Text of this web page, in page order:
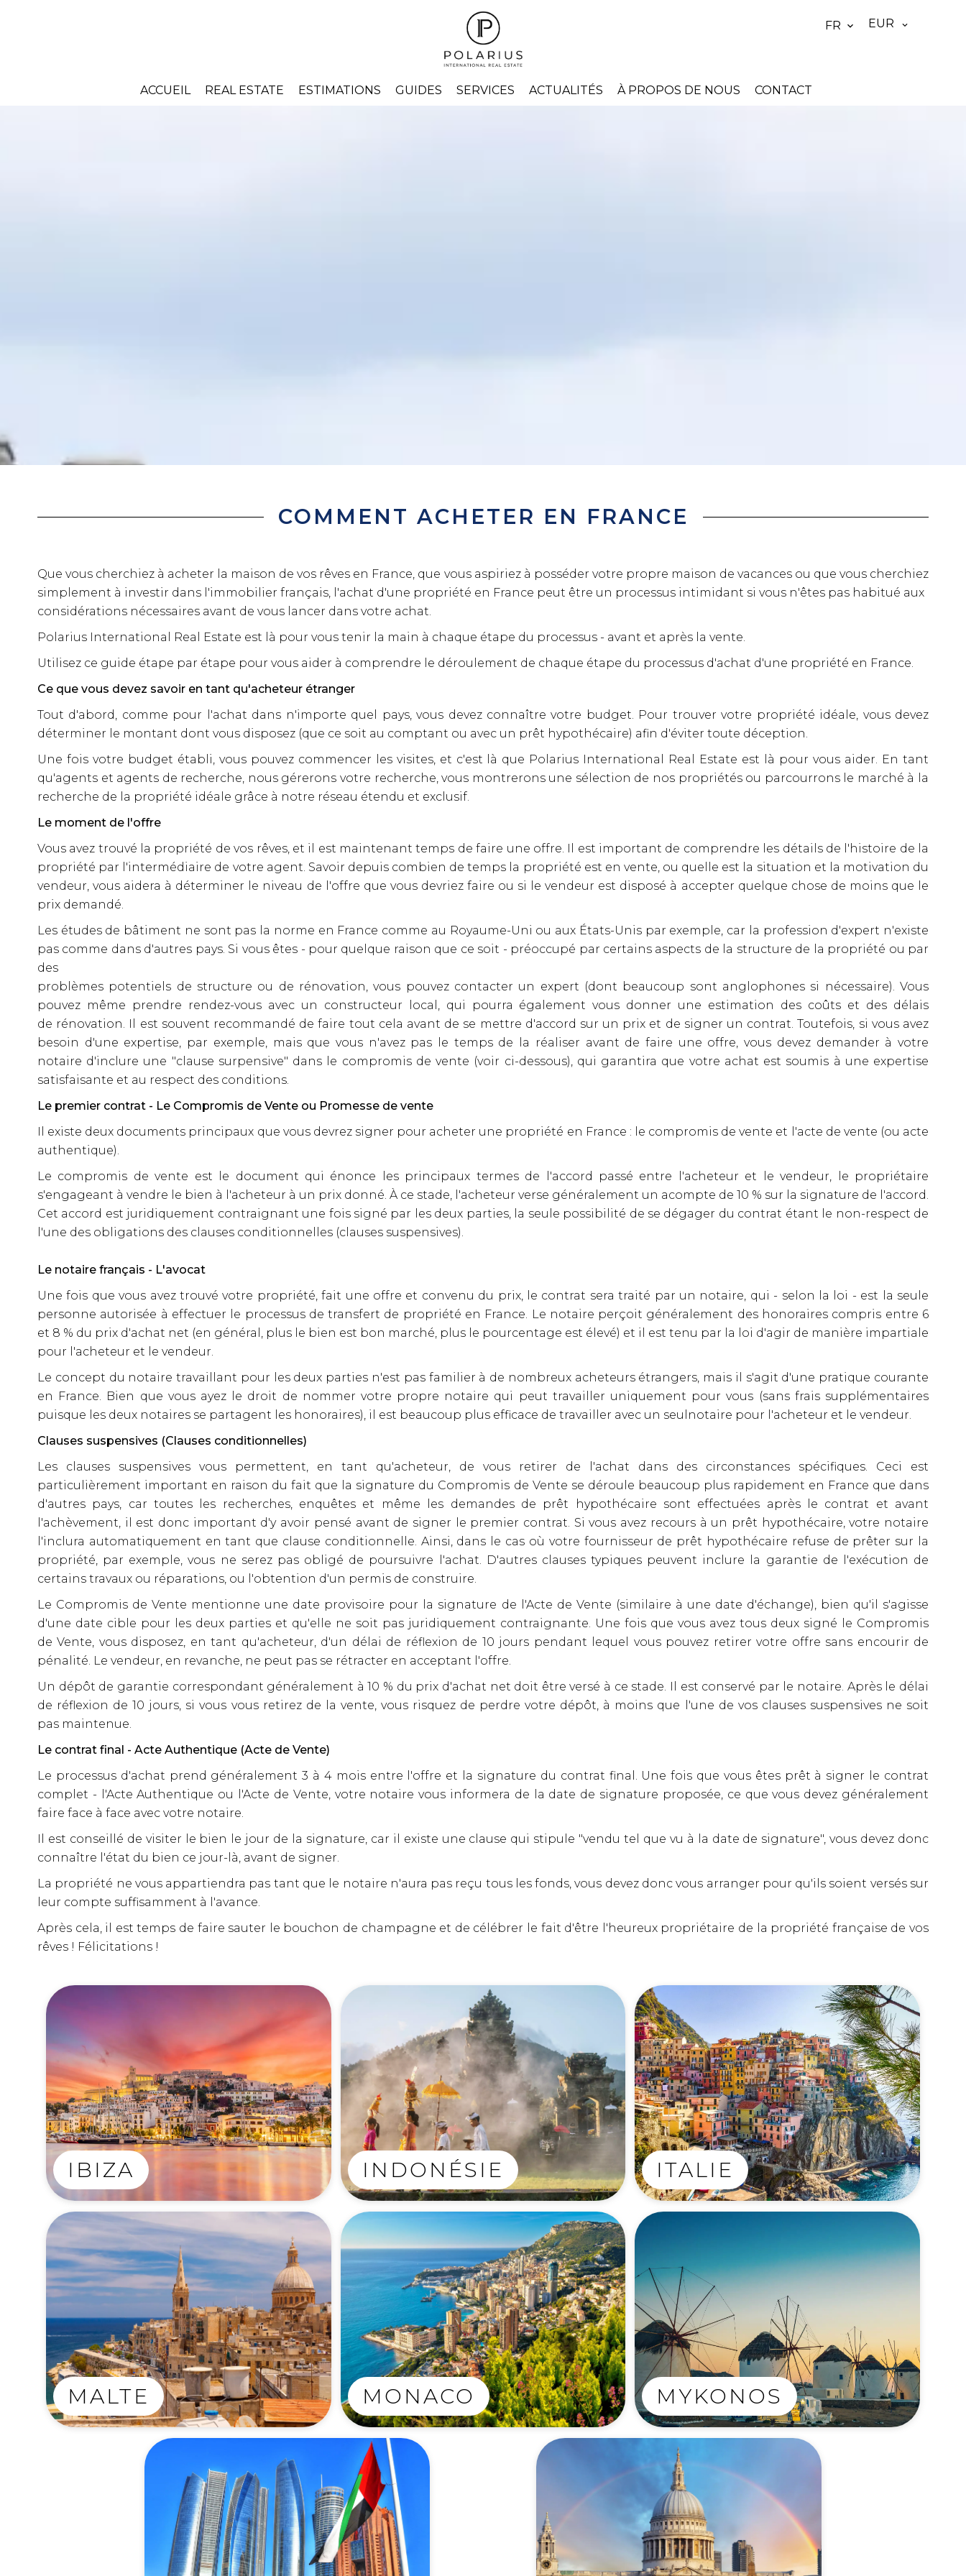
FR EUR
ACCUEIL REAL ESTATE ESTIMATIONS GUIDES SERVICES ACTUALITÉS À PROPOS DE NOUS CONTACT
COMMENT ACHETER EN FRANCE
Que vous cherchiez à acheter la maison de vos rêves en France, que vous aspiriez à posséder votre propre maison de vacances ou que vous cherchiez
simplement à investir dans l'immobilier français, l'achat d'une propriété en France peut être un processus intimidant si vous n'êtes pas habitué aux
considérations nécessaires avant de vous lancer dans votre achat.
Polarius International Real Estate est là pour vous tenir la main à chaque étape du processus - avant et après la vente.
Utilisez ce guide étape par étape pour vous aider à comprendre le déroulement de chaque étape du processus d'achat d'une propriété en France.
Ce que vous devez savoir en tant qu'acheteur étranger
Tout d'abord, comme pour l'achat dans n'importe quel pays, vous devez connaître votre budget. Pour trouver votre propriété idéale, vous devez
déterminer le montant dont vous disposez (que ce soit au comptant ou avec un prêt hypothécaire) afin d'éviter toute déception.
Une fois votre budget établi, vous pouvez commencer les visites, et c'est là que Polarius International Real Estate est là pour vous aider. En tant
qu'agents et agents de recherche, nous gérerons votre recherche, vous montrerons une sélection de nos propriétés ou parcourrons le marché à la
recherche de la propriété idéale grâce à notre réseau étendu et exclusif.
Le moment de l'offre
Vous avez trouvé la propriété de vos rêves, et il est maintenant temps de faire une offre. Il est important de comprendre les détails de l'histoire de la
propriété par l'intermédiaire de votre agent. Savoir depuis combien de temps la propriété est en vente, ou quelle est la situation et la motivation du
vendeur, vous aidera à déterminer le niveau de l'offre que vous devriez faire ou si le vendeur est disposé à accepter quelque chose de moins que le
prix demandé.
Les études de bâtiment ne sont pas la norme en France comme au Royaume-Uni ou aux États-Unis par exemple, car la profession d'expert n'existe
pas comme dans d'autres pays. Si vous êtes - pour quelque raison que ce soit - préoccupé par certains aspects de la structure de la propriété ou par
des
problèmes potentiels de structure ou de rénovation, vous pouvez contacter un expert (dont beaucoup sont anglophones si nécessaire). Vous
pouvez même prendre rendez-vous avec un constructeur local, qui pourra également vous donner une estimation des coûts et des délais
de rénovation. Il est souvent recommandé de faire tout cela avant de se mettre d'accord sur un prix et de signer un contrat. Toutefois, si vous avez
besoin d'une expertise, par exemple, mais que vous n'avez pas le temps de la réaliser avant de faire une offre, vous devez demander à votre
notaire d'inclure une "clause surpensive" dans le compromis de vente (voir ci-dessous), qui garantira que votre achat est soumis à une expertise
satisfaisante et au respect des conditions.
Le premier contrat - Le Compromis de Vente ou Promesse de vente
Il existe deux documents principaux que vous devrez signer pour acheter une propriété en France : le compromis de vente et l'acte de vente (ou acte
authentique).
Le compromis de vente est le document qui énonce les principaux termes de l'accord passé entre l'acheteur et le vendeur, le propriétaire
s'engageant à vendre le bien à l'acheteur à un prix donné. À ce stade, l'acheteur verse généralement un acompte de 10 % sur la signature de l'accord.
Cet accord est juridiquement contraignant une fois signé par les deux parties, la seule possibilité de se dégager du contrat étant le non-respect de
l'une des obligations des clauses conditionnelles (clauses suspensives).
Le notaire français - L'avocat
Une fois que vous avez trouvé votre propriété, fait une offre et convenu du prix, le contrat sera traité par un notaire, qui - selon la loi - est la seule
personne autorisée à effectuer le processus de transfert de propriété en France. Le notaire perçoit généralement des honoraires compris entre 6
et 8 % du prix d'achat net (en général, plus le bien est bon marché, plus le pourcentage est élevé) et il est tenu par la loi d'agir de manière impartiale
pour l'acheteur et le vendeur.
Le concept du notaire travaillant pour les deux parties n'est pas familier à de nombreux acheteurs étrangers, mais il s'agit d'une pratique courante
en France. Bien que vous ayez le droit de nommer votre propre notaire qui peut travailler uniquement pour vous (sans frais supplémentaires
puisque les deux notaires se partagent les honoraires), il est beaucoup plus efficace de travailler avec un seulnotaire pour l'acheteur et le vendeur.
Clauses suspensives (Clauses conditionnelles)
Les clauses suspensives vous permettent, en tant qu'acheteur, de vous retirer de l'achat dans des circonstances spécifiques. Ceci est
particulièrement important en raison du fait que la signature du Compromis de Vente se déroule beaucoup plus rapidement en France que dans
d'autres pays, car toutes les recherches, enquêtes et même les demandes de prêt hypothécaire sont effectuées après le contrat et avant
l'achèvement, il est donc important d'y avoir pensé avant de signer le premier contrat. Si vous avez recours à un prêt hypothécaire, votre notaire
l'inclura automatiquement en tant que clause conditionnelle. Ainsi, dans le cas où votre fournisseur de prêt hypothécaire refuse de prêter sur la
propriété, par exemple, vous ne serez pas obligé de poursuivre l'achat. D'autres clauses typiques peuvent inclure la garantie de l'exécution de
certains travaux ou réparations, ou l'obtention d'un permis de construire.
Le Compromis de Vente mentionne une date provisoire pour la signature de l'Acte de Vente (similaire à une date d'échange), bien qu'il s'agisse
d'une date cible pour les deux parties et qu'elle ne soit pas juridiquement contraignante. Une fois que vous avez tous deux signé le Compromis
de Vente, vous disposez, en tant qu'acheteur, d'un délai de réflexion de 10 jours pendant lequel vous pouvez retirer votre offre sans encourir de
pénalité. Le vendeur, en revanche, ne peut pas se rétracter en acceptant l'offre.
Un dépôt de garantie correspondant généralement à 10 % du prix d'achat net doit être versé à ce stade. Il est conservé par le notaire. Après le délai
de réflexion de 10 jours, si vous vous retirez de la vente, vous risquez de perdre votre dépôt, à moins que l'une de vos clauses suspensives ne soit
pas maintenue.
Le contrat final - Acte Authentique (Acte de Vente)
Le processus d'achat prend généralement 3 à 4 mois entre l'offre et la signature du contrat final. Une fois que vous êtes prêt à signer le contrat
complet - l'Acte Authentique ou l'Acte de Vente, votre notaire vous informera de la date de signature proposée, ce que vous devez généralement
faire face à face avec votre notaire.
Il est conseillé de visiter le bien le jour de la signature, car il existe une clause qui stipule "vendu tel que vu à la date de signature", vous devez donc
connaître l'état du bien ce jour-là, avant de signer.
La propriété ne vous appartiendra pas tant que le notaire n'aura pas reçu tous les fonds, vous devez donc vous arranger pour qu'ils soient versés sur
leur compte suffisamment à l'avance.
Après cela, il est temps de faire sauter le bouchon de champagne et de célébrer le fait d'être l'heureux propriétaire de la propriété française de vos
rêves ! Félicitations !
IBIZA INDONÉSIE ITALIE
MALTE MONACO MYKONOS